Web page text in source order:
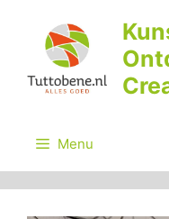
inhoud
Menu